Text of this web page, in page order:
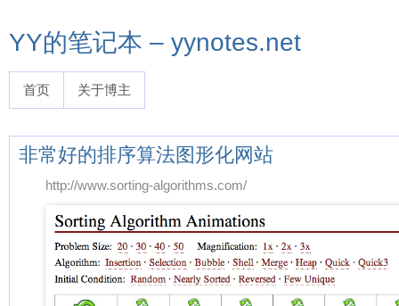
YY的笔记本 – yynotes.net
首页 关于博主
非常好的排序算法图形化网站
http://www.sorting-algorithms.com/